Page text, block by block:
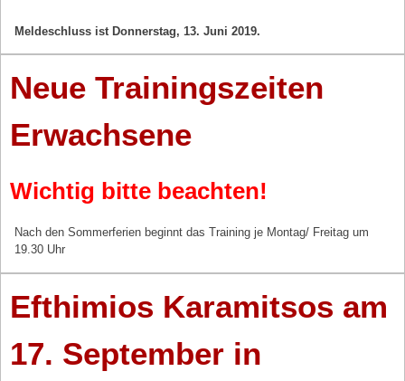
Meldeschluss ist Donnerstag, 13. Juni 2019.
Neue Trainingszeiten
Erwachsene
Wichtig bitte beachten!
Nach den Sommerferien beginnt das Training je Montag/ Freitag um
19.30 Uhr
Efthimios Karamitsos am
17. September in